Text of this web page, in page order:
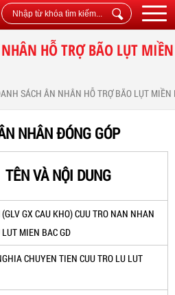
HỖ TRỢ BÃO LỤT MIỀN
SÁCH ÂN NHÂN HỖ TRỢ BÃO LỤT
NHÂN ĐÓNG GÓP
TÊN VÀ NỘI DUNG
GX CAU KHO) CUU TRO NAN NHAN
MIEN BAC GD
CHUYEN TIEN CUU TRO LU LUT